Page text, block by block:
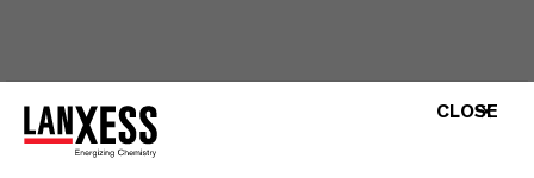
INFORMAÇÕES SOBRE O PRODUTO
CLOSE